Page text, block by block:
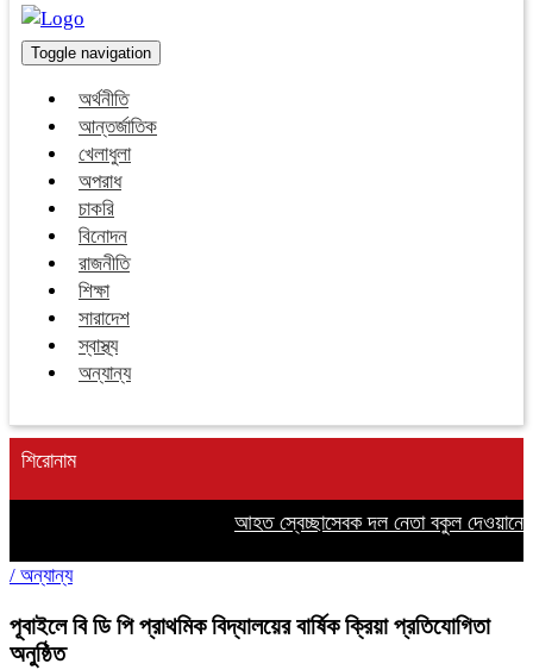
Toggle navigation
অর্থনীতি
আন্তর্জাতিক
খেলাধুলা
অপরাধ
চাকরি
বিনোদন
রাজনীতি
শিক্ষা
সারাদেশ
স্বাস্থ্য
অন্যান্য
শিরোনাম
আহত স্বেচ্ছাসেবক দল নেতা বকুল দেওয়ানের
/ অন্যান্য
পূবাইলে বি ডি পি প্রাথমিক বিদ্যালয়ের বার্ষিক ক্রিয়া প্রতিযোগিতা
অনুষ্ঠিত